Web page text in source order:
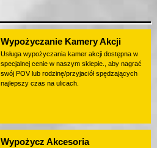
Wypożyczanie Kamery Akcji
Usługa wypożyczania kamer akcji dostępna w
specjalnej cenie w naszym sklepie., aby nagrać
swój POV lub rodzinę/przyjaciół spędzających
najlepszy czas na ulicach.
Wypożycz Akcesoria